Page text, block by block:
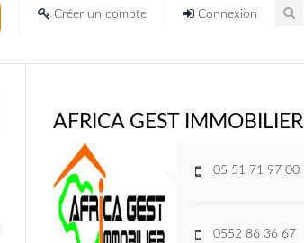
Créer un compte Connexion
AFRICA GEST IMMOBILIER
05 51 71 97 00
0552 86 36 67